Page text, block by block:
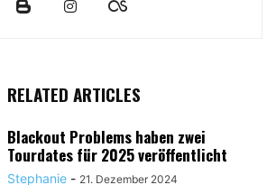
RELATED ARTICLES
Blackout Problems haben zwei
Tourdates für 2025 veröffentlicht
Stephanie - 21. Dezember 2024